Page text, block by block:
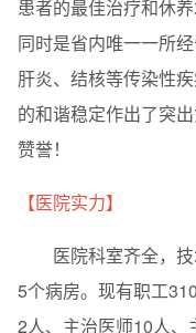
患者的最佳治疗和休
同时是省内唯一一所
肝炎、结核等传染性
的和谐稳定作出了突
赞誉！
【医院实力】
医院科室齐全，
5个病房。现有职工
2人、主治医师10人、